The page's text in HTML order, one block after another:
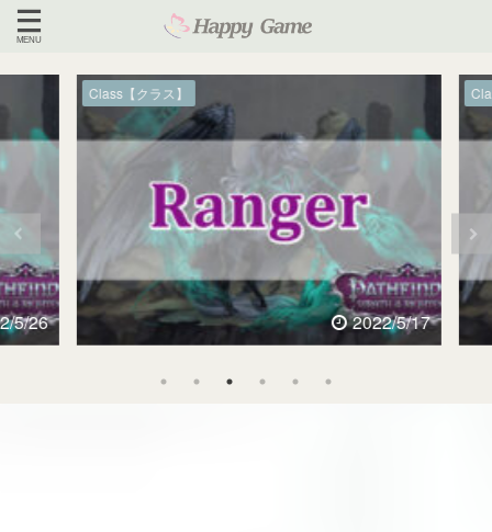
26
Class【クラス】
2022/5/17